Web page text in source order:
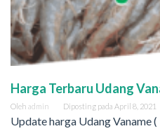
Harga Terbaru Udang
Oleh admin Diposting pada April 8, 2021
Update harga Udang Vaname